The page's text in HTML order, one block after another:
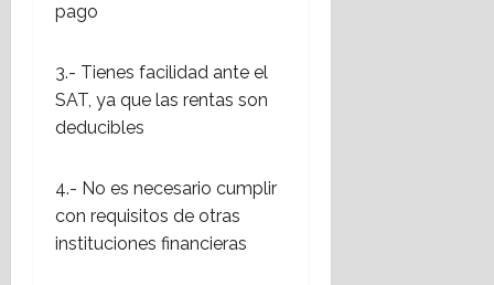
pago
3.- Tienes facilidad ante el
SAT, ya que las rentas son
deducibles
4.- No es necesario cumplir
con requisitos de otras
instituciones financieras